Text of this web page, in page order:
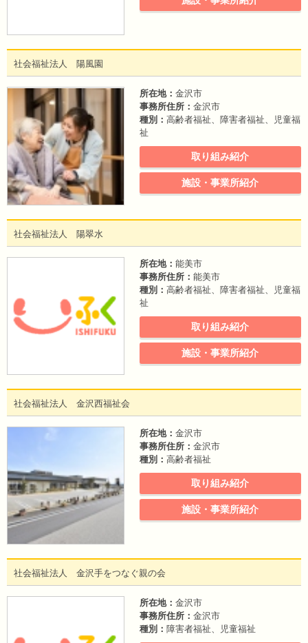
社会福祉法人 陽風園
所在地： 金沢市
事務所住所： 金沢市
種別： 高齢者福祉、障害者福祉、児童福
祉
取り組み紹介
施設・事業所紹介
社会福祉法人 陽翠水
所在地： 能美市
事務所住所： 能美市
種別： 高齢者福祉、障害者福祉、児童福
祉
取り組み紹介
施設・事業所紹介
社会福祉法人 金沢西福祉会
所在地： 金沢市
事務所住所： 金沢市
種別： 高齢者福祉
取り組み紹介
施設・事業所紹介
社会福祉法人 金沢手をつなぐ親の会
所在地： 金沢市
事務所住所： 金沢市
種別： 障害者福祉、児童福祉